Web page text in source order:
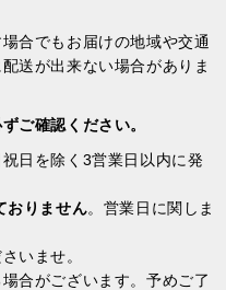
合でもお届けの地域や交通
送が出来ない場合がありま
確認ください。
日を除く3営業日以内に発
おりません。営業日に関しま
いませ。
合がございます。予めご了